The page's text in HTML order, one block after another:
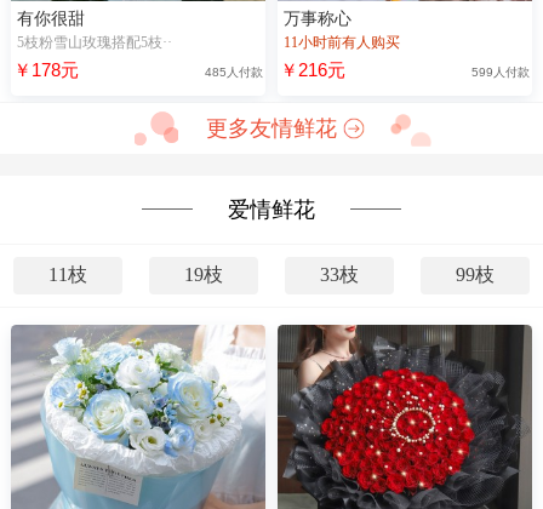
有你很甜
5枝粉雪山玫瑰搭配5枝··
￥178元 485人付款
万事称心
11小时前有人购买
￥216元 599人付款
更多友情鲜花
爱情鲜花
11枝 19枝 33枝 99枝